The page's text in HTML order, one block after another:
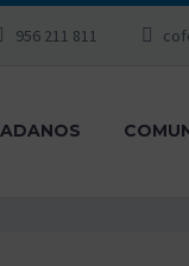
956 211 811